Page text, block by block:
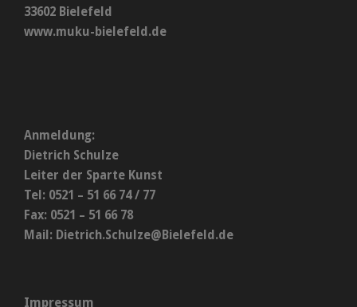
33602 Bielefeld
www.muku-bielefeld.de
Anmeldung:
Dietrich Schulze
Leiter der Sparte Kunst
Tel: 0521 – 51 66 74 / 77
Fax: 0521 – 51 66 78
Mail: Dietrich.Schulze@Bielefeld.de
Impressum